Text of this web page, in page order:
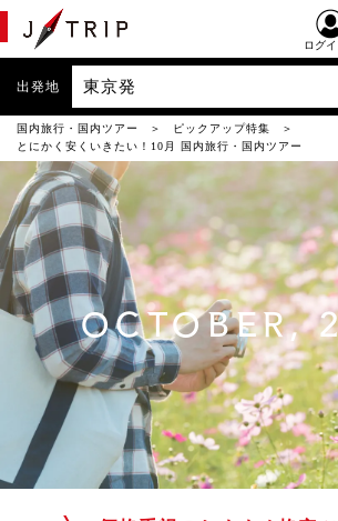
ログイ
出発地 東京発
国内旅行・国内ツアー
ピックアップ特集
とにかく安くいきたい！10月 国内旅行・国内ツアー
OCTOBER,